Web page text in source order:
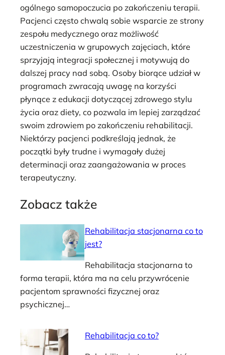
ogólnego samopoczucia po zakończeniu terapii.
Pacjenci często chwalą sobie wsparcie ze strony
zespołu medycznego oraz możliwość
uczestniczenia w grupowych zajęciach, które
sprzyjają integracji społecznej i motywują do
dalszej pracy nad sobą. Osoby biorące udział w
programach zwracają uwagę na korzyści
płynące z edukacji dotyczącej zdrowego stylu
życia oraz diety, co pozwala im lepiej zarządzać
swoim zdrowiem po zakończeniu rehabilitacji.
Niektórzy pacjenci podkreślają jednak, że
początki były trudne i wymagały dużej
determinacji oraz zaangażowania w proces
terapeutyczny.
Zobacz także
Rehabilitacja stacjonarna co to
jest?
Rehabilitacja stacjonarna to
forma terapii, która ma na celu przywrócenie
pacjentom sprawności fizycznej oraz
psychicznej…
Rehabilitacja co to?